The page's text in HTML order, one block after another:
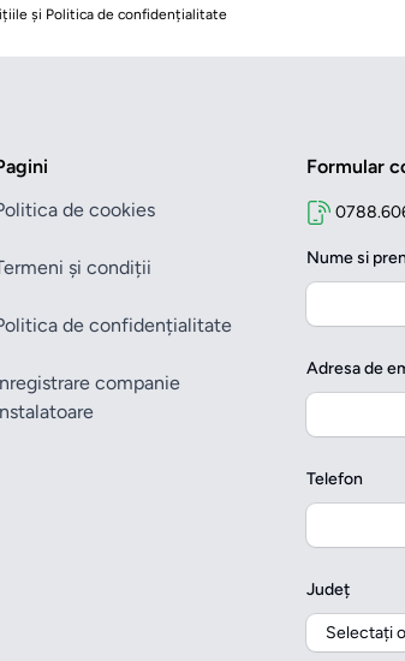
și Politica de confidențialitate
de cookies
și condiții
de confidențialitate
companie
Formular
Nume si
Adresa de
Telefon
Județ